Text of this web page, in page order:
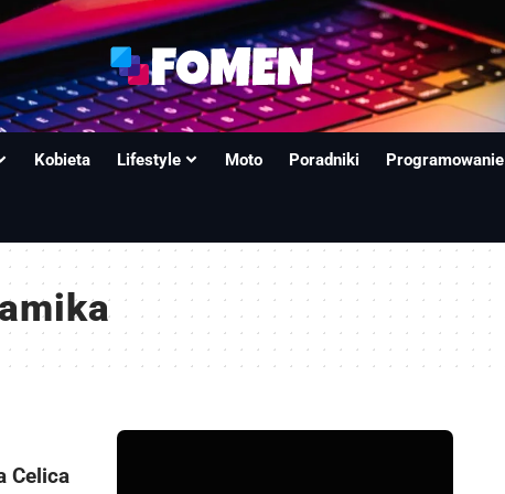
Kobieta Lifestyle Moto Poradniki Programowanie
Celica